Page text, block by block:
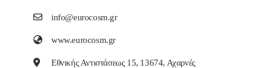
info@eurocosm.gr
www.eurocosm.gr
Εθνικής Αντιστάσεως 15, 13674, Αχαρνές